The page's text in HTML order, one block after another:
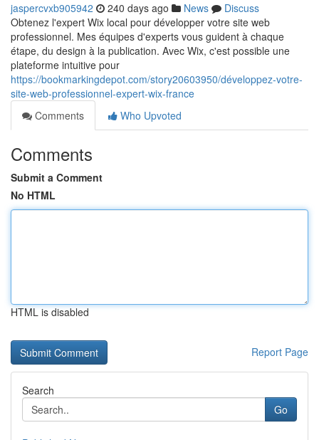
jaspercvxb905942 240 days ago News
Discuss
Obtenez l'expert Wix local pour développer votre site web
professionnel. Mes équipes d'experts vous guident à chaque
étape, du design à la publication. Avec Wix, c'est possible une
plateforme intuitive pour
https://bookmarkingdepot.com/story20603950/développez-votre-
site-web-professionnel-expert-wix-france
Comments
Who Upvoted
Comments
Submit a Comment
No HTML
HTML is disabled
Report Page
Search
Go